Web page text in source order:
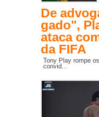
De
gado",
ataca
da FIFA
Tony Play rompe
convid...